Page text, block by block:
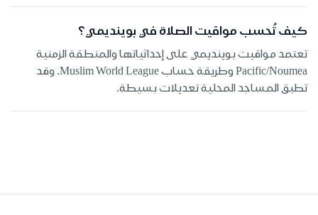
كيف تُحسب مواقيت الصلاة في بوينديمي؟
تعتمد مواقيت بوينديمي على إحداثياتها والمنطقة الزمنية
Pacific/Noumea وطريقة حساب Muslim World League. وقد
تطبق المساجد المحلية تعديلات بسيطة.